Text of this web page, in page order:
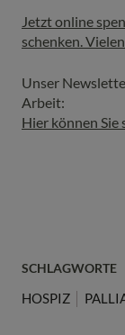
Jetzt online
schenken.
Unser
Arbeit:
Hier können Sie
SCHLAGWORTE
HOSPIZ